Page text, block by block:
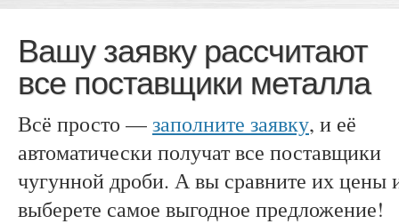
Вашу заявку рассчитают
все поставщики металла
Всё просто —заполните заявку, и её
автоматически получат все поставщики
чугунной дроби. А вы сравните их цены
выберете самое выгодное предложение!